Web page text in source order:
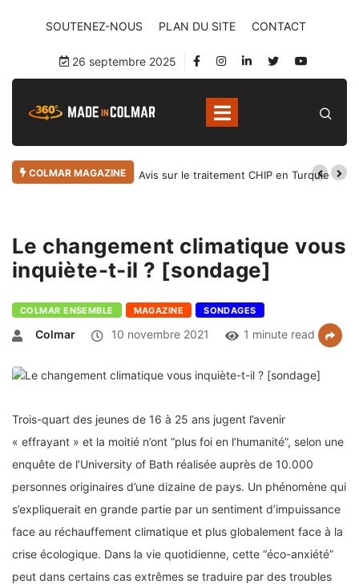
SOUTENEZ-NOUS PLAN DU SITE CONTACT
26 septembre 2025
COLMAR MAGAZINE Avis sur le traitement CHIP en Turquie
Le changement climatique vous
inquiète-t-il ? [sondage]
COLMAR ENSEMBLE MAGAZINE SONDAGES
Colmar 10 novembre 2021 1 minute read
Trois-quart des jeunes de 16 à 25 ans jugent l’avenir
« effrayant » et la moitié n’ont “plus foi en l’humanité”, selon une
enquête de l’University of Bath réalisée auprès de 10.000
personnes originaires d’une dizaine de pays. Un phénomène qui
s’expliquerait en grande partie par un sentiment d’impuissance
face au réchauffement climatique et plus globalement face à la
crise écologique. Dans la vie quotidienne, cette “éco-anxiété”
peut dans certains cas extrêmes se traduire par des troubles